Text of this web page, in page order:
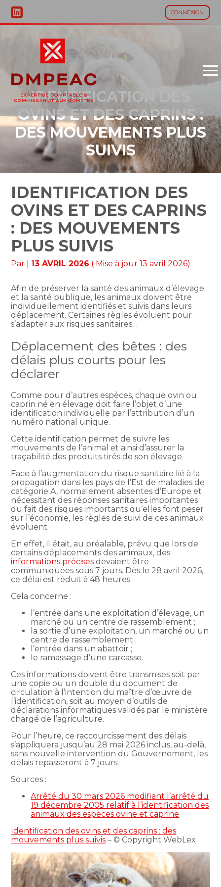
CONNEXION
Aller
contenuIDENTIFICATION DES
OVINS ET DES CAPRINS :
DES MOUVEMENTS PLUS
SUIVIS
IDENTIFICATION DES
OVINS ET DES CAPRINS
: DES MOUVEMENTS
PLUS SUIVIS
Par 13 AVRIL 2026 ( Mise à jour 13 avril 2026)
Afin de préserver la santé des animaux d’élevage
et la santé publique, les animaux doivent être
individuellement identifiés et suivis dans leurs
déplacement. Certaines règles évoluent pour
s’adapter aux risques sanitaires…
Déplacement des bêtes : des
délais plus courts pour les
déclarer
Comme pour d’autres espèces, chaque ovin ou
caprin né en élevage doit faire l’objet d’une
identification individuelle par l’attribution d’un
numéro national unique.
Cette identification permet de suivre les
mouvements de l’animal et ainsi d’assurer la
traçabilité des produits tirés de son élevage.
Face à l’augmentation du risque sanitaire lié à la
propagation dans les pays de l’Est de maladies de
catégorie A, normalement absentes d’Europe et
nécessitant des réponses sanitaires importantes
du fait des risques importants qu’elles font peser
sur l’économie, les règles de suivi de ces animaux
évoluent.
En effet, il était, au préalable, prévu que lors de
certains déplacements des animaux, des
informations précises devaient être
communiquées sous 7 jours. Dès le 28 avril 2026,
ce délai est réduit à 48 heures.
Cela concerne :
l’entrée dans une exploitation d’élevage, un
marché ou un centre de rassemblement ;
la sortie d’une exploitation, un marché ou un
centre de rassemblement ;
l’entrée dans un abattoir ;
le ramassage d’une carcasse.
Ces informations doivent être transmises soit par
une copie ou un double du document de
circulation à l’intention du maître d’œuvre de
l’identification, soit au moyen d’outils de
déclarations informatiques validés par le ministère
chargé de l’agriculture.
Pour l’heure, ce raccourcissement des délais
s’appliquera jusqu’au 28 mai 2026 inclus, au-delà,
sans nouvelle intervention du Gouvernement, les
délais repasseront à 7 jours.
Sources :
Arrêté du 30 mars 2026 modifiant l’arrêté du
19 décembre 2005 relatif à l’identification des
animaux des espèces ovine et caprine
Identification des ovins et des caprins : des
mouvements plus suivis – © Copyright WebLex